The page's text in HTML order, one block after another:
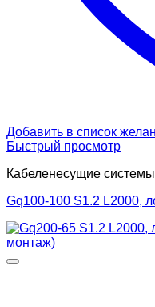
Добавить в список
Быстрый просмотр
Кабеленесущие системы
Gq100-100 S1.2 L2000,